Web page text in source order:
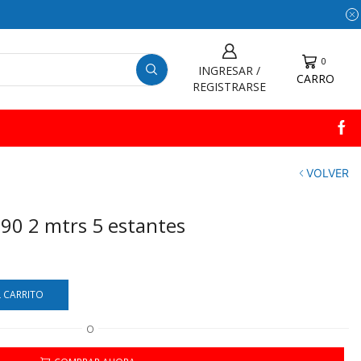
INGRESAR /
REGISTRARSE
0
CARRO
VOLVER
2 mtrs 5 estantes
O